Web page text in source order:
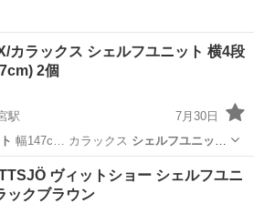
カラックス シェルフユニット 横4段
2個
駅
7月30日
幅147c… カラックス シェルフユニット
収納家具
ヴィットショー シェルフユニ
ックブラウン